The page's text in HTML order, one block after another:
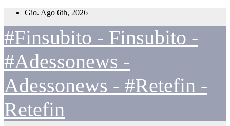
Salta
contenuto
Gio. Ago 6th, 2026
#Finsubito - Finsubito -
#Adessonews -
Adessonews - #Retefin -
Retefin